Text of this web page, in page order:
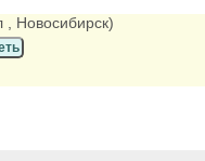
, Новосибирск)